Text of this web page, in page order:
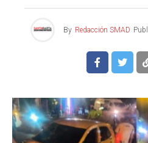
By Redacción SMAD